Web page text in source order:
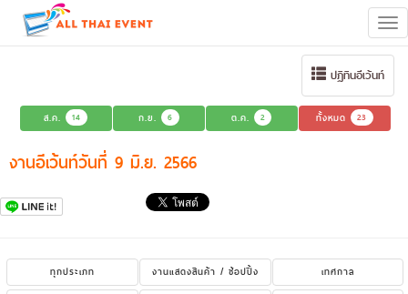
ปฏิทินอีเว้นท์
ส.ค. 14 ก.ย. 6 ต.ค. 2 ทั้งหมด 23
งานอีเว้นท์วันที่ 9 มิ.ย. 2566
ทุกประเภท งานแสดงสินค้า / ช้อปปิ้ง
เทศกาล